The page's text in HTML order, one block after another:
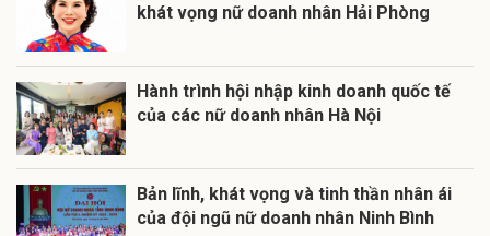
khát vọng nữ doanh nhân Hải Phòng
Hành trình hội nhập kinh doanh quốc tế
của các nữ doanh nhân Hà Nội
Bản lĩnh, khát vọng và tinh thần nhân ái
của đội ngũ nữ doanh nhân Ninh Bình